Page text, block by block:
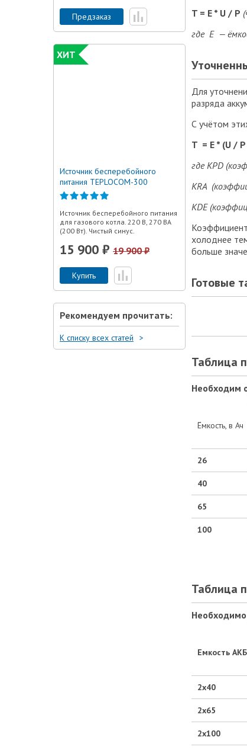
Предзаказ
ХИТ
Источник бесперебойного
питания TEPLOCOM-300
Источник бесперебойного питания
для газового котла. 220 В, 270 ВА
(200 Вт). Чистый синус.
15 900 ₽ 19 900 ₽
Купить
Рекомендуем прочитать:
К списку всех статей
T = E * U / P
где Е —
Для
разряда
С учётом
T = E * (U /
где KPD
KRA
KDE
холоднее
больше
Готовые
Таблица
Необходим
Ёмкость, в Ач
26
40
65
100
Таблица
Емкость
2х40
2х65
2х100